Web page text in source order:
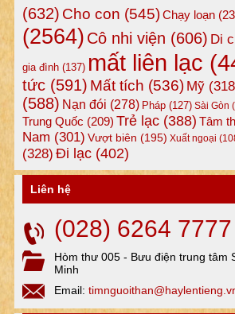
(632) Cho con (545)Chạy loạn
(2564) Cô nhi viện (606) Di
gia đình(137) mất liên lạc
tức(591) Mất tích (536) Mỹ
(588) Nạn đói (278) Pháp(127) Sài Gòn
Trung Quốc (209) Trẻ lạc(388) Tâm
Nam (301) Vượt biên (195) Xuất ngoại
(328) Đi lạc(402)
Liên hệ
(028) 6264 7777
Hòm thư 005 - Bưu điện trung tâm
Minh
Email: